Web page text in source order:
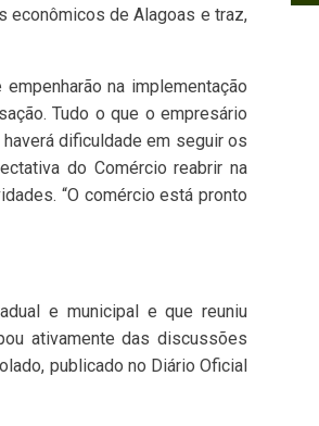
econômicos de Alagoas e traz,
na implementação
Tudo o que o empresário
dificuldade em seguir os
do Comércio reabrir na
“O comércio está pronto
e municipal e que reuniu
ativamente das discussões
publicado no Diário Oficial